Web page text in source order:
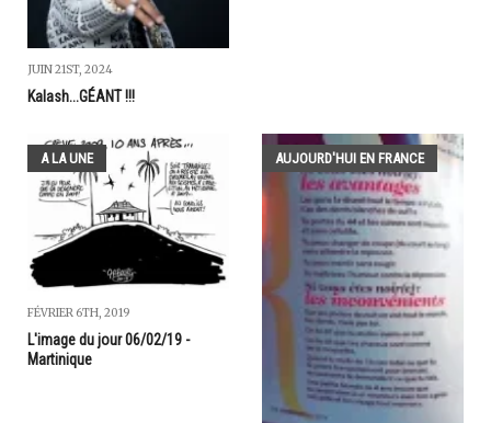
JUIN 21ST, 2024
Kalash...GÉANT !!!
A LA UNE
FÉVRIER 6TH, 2019
L'image du jour 06/02/19 -
Martinique
AUJOURD'HUI EN FRANCE